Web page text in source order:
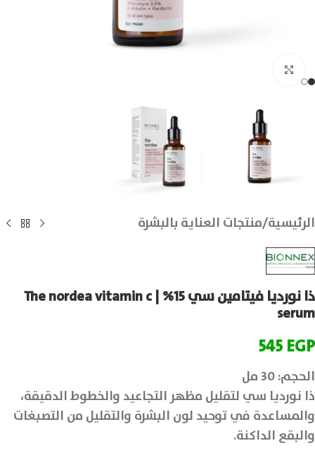
الرئيسية/منتجات العناية بالبشرة
ذا نورديا فيتامين سي 15% | The nordea vitamin c
serum
545EGP
الحجم: 30 مل
ذا نورديا سي لتقليل مظهر التجاعيد والخطوط الدقيقة،
والمساعدة في توحيد لون البشرة والتقليل من التصبغات
والبقع الداكنة.